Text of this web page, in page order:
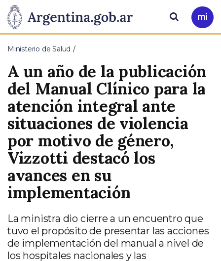
Presidencia
de
Nación
Pasar al contenido principal
Ir
a
Buscar
Ministerio de Salud
A un año de la publicación
del Manual Clínico para la
atención integral ante
situaciones de violencia
por motivo de género,
Vizzotti destacó los
avances en su
implementación
La ministra dio cierre a un encuentro que
tuvo el propósito de presentar las acciones
de implementación del manual a nivel de
los hospitales nacionales y las